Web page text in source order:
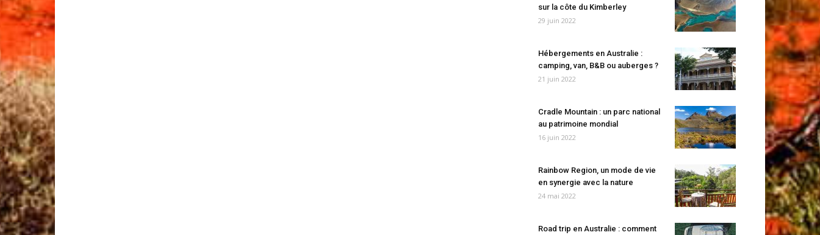
sur la côte du Kimberley
29 juin 2022
Hébergements en Australie :
camping, van, B&B ou auberges ?
21 juin 2022
Cradle Mountain : un parc national
au patrimoine mondial
16 juin 2022
Rainbow Region, un mode de vie
en synergie avec la nature
24 mai 2022
Road trip en Australie : comment